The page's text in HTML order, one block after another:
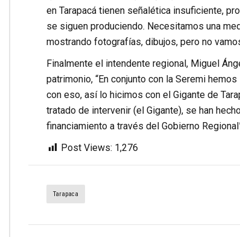
en Tarapacá tienen señalética insuficiente,
se siguen produciendo. Necesitamos una
mostrando fotografías, dibujos, pero no
Finalmente el intendente regional, Miguel
patrimonio, “En conjunto con la Seremi
con eso, así lo hicimos con el Gigante de
tratado de intervenir (el Gigante), se han
financiamiento a través del Gobierno
Post Views: 1,276
Tarapaca